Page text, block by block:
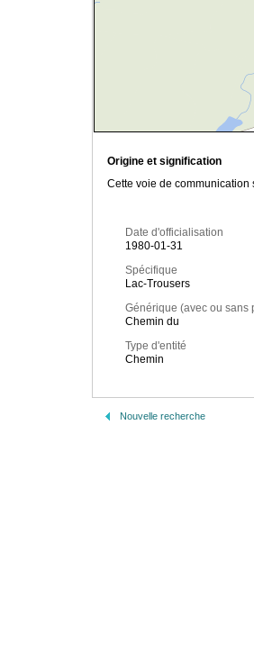
Origine et signification
Cette voie de communication
Date d'officialisation
1980-01-31
Spécifique
Lac-Trousers
Générique (avec ou sans
Chemin du
Type d'entité
Chemin
Nouvelle recherche